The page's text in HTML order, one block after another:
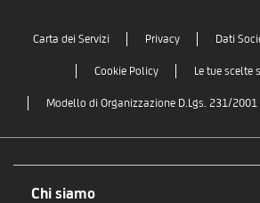
Carta dei Servizi Privacy Dati
Cookie Policy Le tue scelte
Modello di Organizzazione D.Lgs. 231/2001
Chi siamo